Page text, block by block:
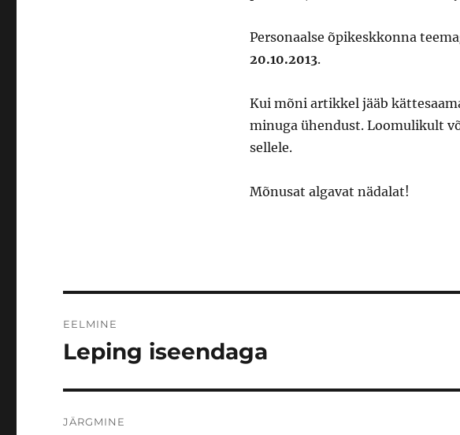
Personaalse õpikeskkonna
20.10.2013.
Kui mõni artikkel jääb
minuga ühendust. Loomulikult
sellele.
Mõnusat algavat nädalat!
EELMINE
Eelmine
Leping iseendaga
JÄRGMINE